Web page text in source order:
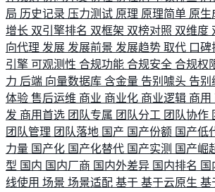
局 历史记录 压力测试 原理 原理简单 原生
增长 双引擎排名 双框架 双榜对照 双维度
向代理 发展 发展前景 发展趋势 取代 口碑
引擎 可观测性 合规功能 合规安全 合规权
力 后端 向量数据库 含金量 告别噱头 告别
体验 售后运维 商业 商业化 商业逻辑 商用
发 商用首选 团队专属 团队分工 团队协作
团队管理 团队落地 国产 国产份额 国产低
力量 国产化 国产化替代 国产实测 国产崛
型 国内 国内厂商 国内外差异 国内排名
线使用 场景 场景适配 基于 基于云原生 基